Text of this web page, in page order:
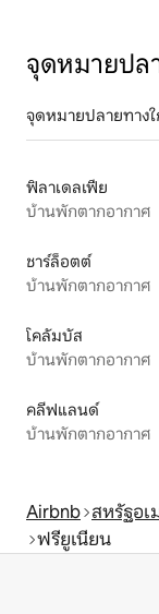
จุดหมายปล
จุดหมายปลายทาง
ฟิลาเดลเฟีย
บ้านพักตากอากาศ
ชาร์ล็อตต์
บ้านพักตากอากาศ
โคลัมบัส
บ้านพักตากอากาศ
คลีฟแลนด์
บ้านพักตากอากาศ
Airbnb สหรัฐอเ
ฟรียูเนียน